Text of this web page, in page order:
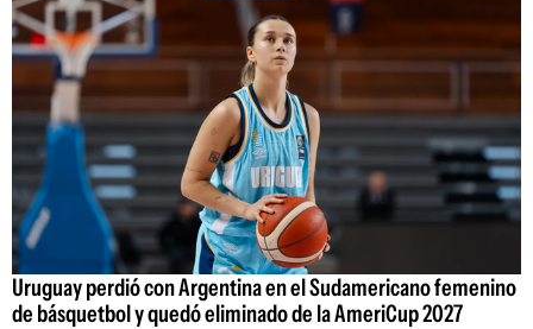
Uruguay perdió con Argentina en el Sudamericano femenino
de básquetbol y quedó eliminado de la AmeriCup 2027